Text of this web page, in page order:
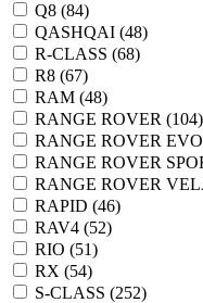
Q8 (84)
QASHQAI (48)
R-CLASS (68)
R8 (67)
RAM (48)
RANGE ROVER (104)
RANGE ROVER
RANGE ROVER
RANGE ROVER
RAPID (46)
RAV4 (52)
RIO (51)
RX (54)
S-CLASS (252)